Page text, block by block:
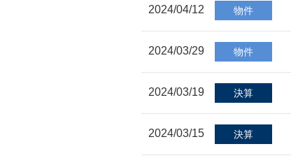
2024/04/12 物件
2024/03/29 物件
2024/03/19 決算
2024/03/15 決算